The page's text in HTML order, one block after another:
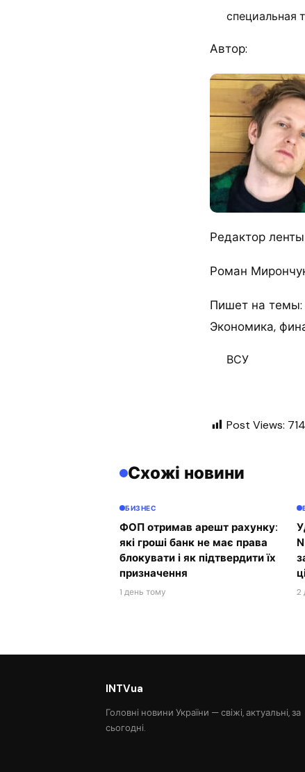
специальная
Автор:
Редактор
Роман
Пишет на темы:
Экономика,
ВСУ
Post Views: 714
Схожі новини
БИЗНЕС
ФОП отримав арешт рахунку:
які гроші банк не має права
блокувати і як підтвердити їх
призначення
1 день тому 2
INTVua
Головні новини України — свіжі, актуальні, за
сьогодні.